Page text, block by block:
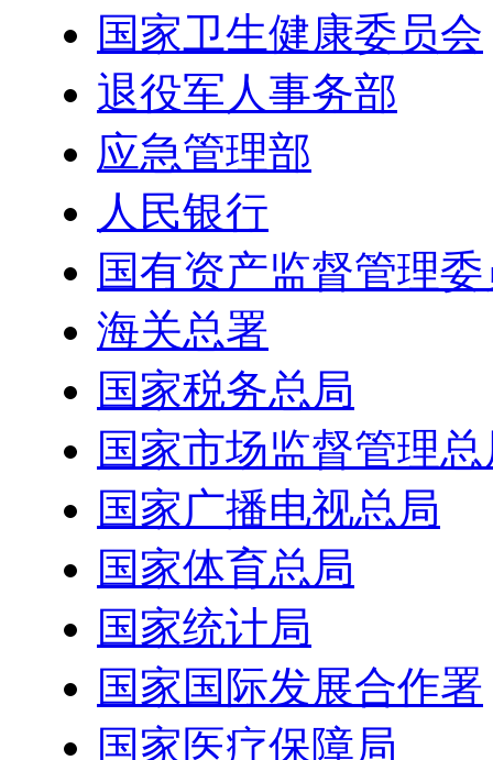
国家卫生健康委员会
退役军人事务部
应急管理部
人民银行
国有资产监督管理
海关总署
国家税务总局
国家市场监督管理
国家广播电视总局
国家体育总局
国家统计局
国家国际发展合作署
国家医疗保障局